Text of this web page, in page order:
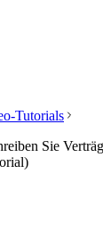
Tutorials
Sie